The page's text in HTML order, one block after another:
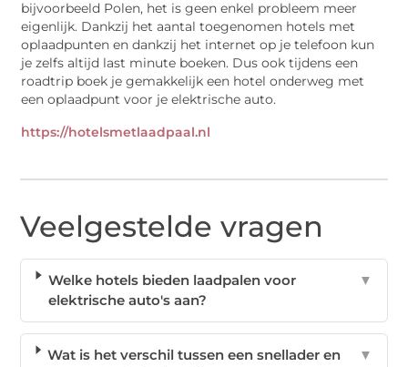
bijvoorbeeld Polen, het is geen enkel probleem meer
eigenlijk. Dankzij het aantal toegenomen hotels met
oplaadpunten en dankzij het internet op je telefoon kun
je zelfs altijd last minute boeken. Dus ook tijdens een
roadtrip boek je gemakkelijk een hotel onderweg met
een oplaadpunt voor je elektrische auto.
https://hotelsmetlaadpaal.nl
Veelgestelde vragen
Welke hotels bieden laadpalen voor
elektrische auto's aan?
▼
Wat is het verschil tussen een snellader en
▼